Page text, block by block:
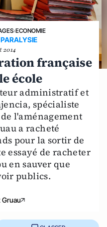
›ECONOMIE
française
école
administratif et
spécialiste
l'aménagement
a racheté
pour la sortir de
essayé de racheter
en sauver que
publics.